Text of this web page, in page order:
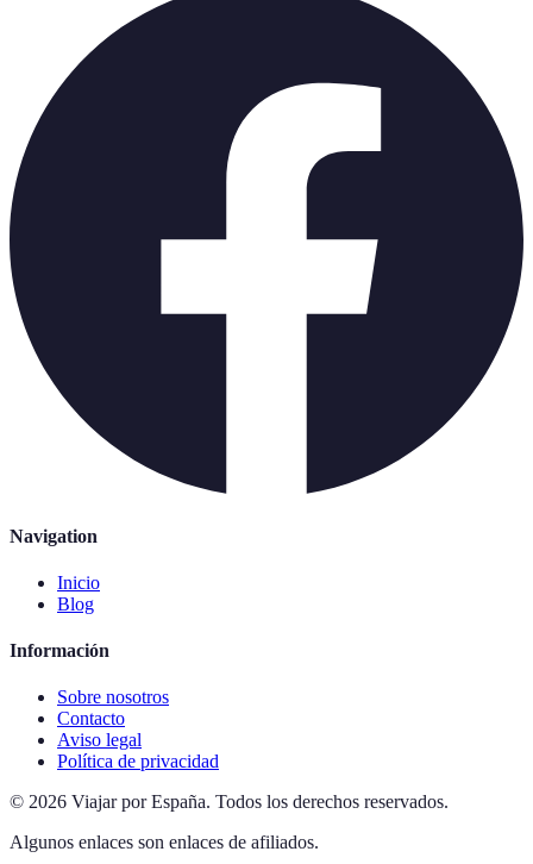
Navigation
Inicio
Blog
Información
Sobre nosotros
Contacto
Aviso legal
Política de privacidad
© 2026 Viajar por España. Todos los derechos reservados.
Algunos enlaces son enlaces de afiliados.